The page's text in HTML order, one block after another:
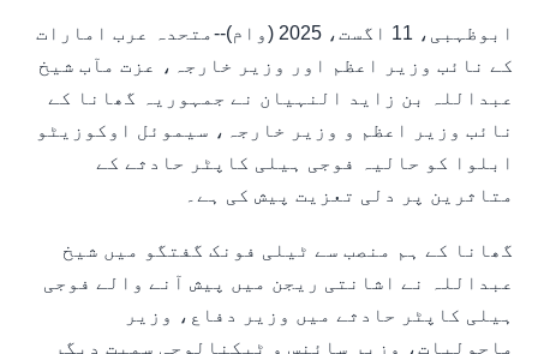
ابوظہبی، 11 اگست، 2025 (وام)--متحدہ عرب امارات
کے نائب وزیر اعظم اور وزیر خارجہ، عزت مآب شیخ
عبداللہ بن زاید النہیان نے جمہوریہ گھانا کے
نائب وزیر اعظم و وزیر خارجہ، سیموئل اوکوزیٹو
ابلوا کو حالیہ فوجی ہیلی کاپٹر حادثے کے
متاثرین پر دلی تعزیت پیش کی ہے۔
گھانا کے ہم منصب سے ٹیلی فونک گفتگو میں شیخ
عبداللہ نے اشانتی ریجن میں پیش آنے والے فوجی
ہیلی کاپٹر حادثے میں وزیر دفاع، وزیر
ماحولیات، وزیر سائنس و ٹیکنالوجی سمیت دیگر